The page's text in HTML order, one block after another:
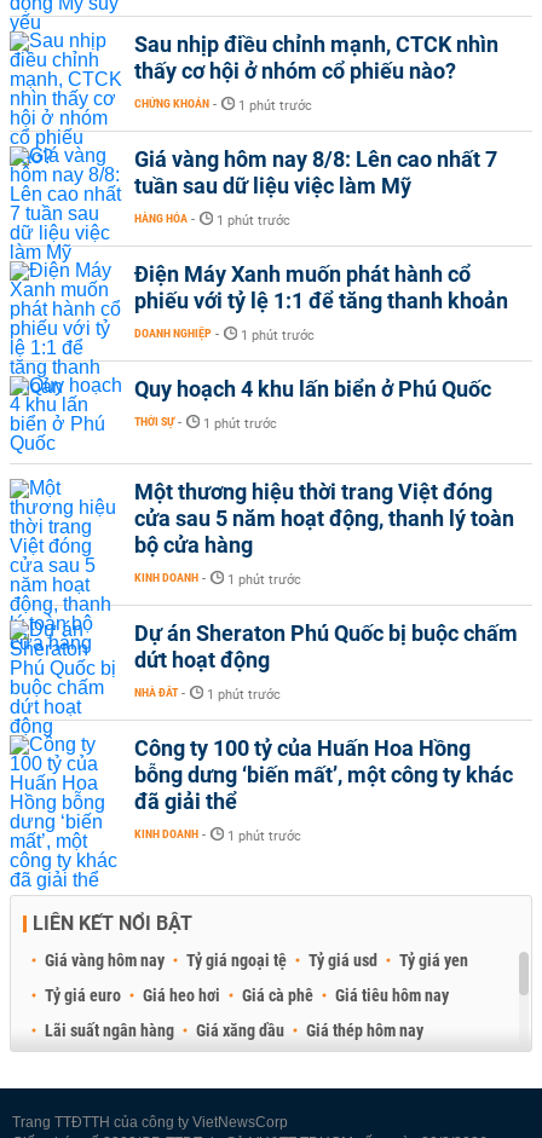
Sau nhịp điều chỉnh mạnh, CTCK nhìn
thấy cơ hội ở nhóm cổ phiếu nào?
CHỨNG KHOÁN - 1 phút trước
Giá vàng hôm nay 8/8: Lên cao nhất 7
tuần sau dữ liệu việc làm Mỹ
HÀNG HÓA - 1 phút trước
Điện Máy Xanh muốn phát hành cổ
phiếu với tỷ lệ 1:1 để tăng thanh khoản
DOANH NGHIỆP - 1 phút trước
Quy hoạch 4 khu lấn biển ở Phú Quốc
THỜI SỰ - 1 phút trước
Một thương hiệu thời trang Việt đóng
cửa sau 5 năm hoạt động, thanh lý toàn
bộ cửa hàng
KINH DOANH - 1 phút trước
Dự án Sheraton Phú Quốc bị buộc chấm
dứt hoạt động
NHÀ ĐẤT - 1 phút trước
Công ty 100 tỷ của Huấn Hoa Hồng
bỗng dưng ‘biến mất’, một công ty khác
đã giải thể
KINH DOANH - 1 phút trước
LIÊN KẾT NỔI BẬT
Giá vàng hôm nay Tỷ giá ngoại tệ Tỷ giá usd
Tỷ giá yen
Tỷ giá euro
Giá heo hơi Giá cà phê
Giá tiêu hôm nay
Lãi suất ngân hàng
Giá xăng dầu
Giá thép hôm nay
Trang TTĐTTH của công ty VietNewsCorp